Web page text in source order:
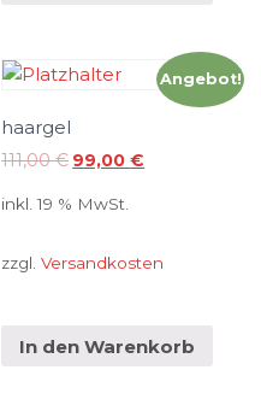
Angebot!
haargel
111,00€ 99,00€
inkl. 19 % MwSt.
zzgl.Versandkosten
In den Warenkorb